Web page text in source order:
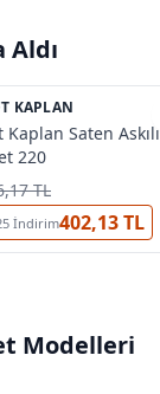
Aldı
KAPLAN
Kaplan Saten Askılı
220
TL
İndirim402,13 TL
Modelleri